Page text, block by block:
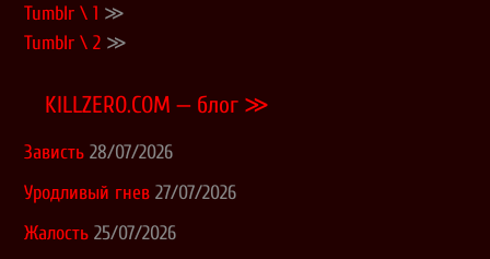
Tumblr \ 1 ≫
Tumblr \ 2 ≫
KILLZERO.COM — блог ≫
Зависть 28/07/2026
Уродливый гнев 27/07/2026
Жалость 25/07/2026